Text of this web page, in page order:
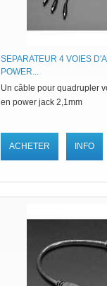
SEPARATEUR 4 VOIES
POWER...
Un câble pour quadrupler
en power jack 2,1mm
ACHETER INFO